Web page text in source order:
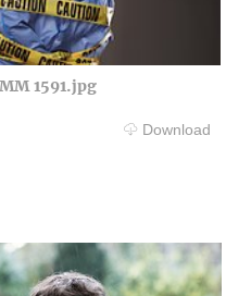
1591.jpg
Download